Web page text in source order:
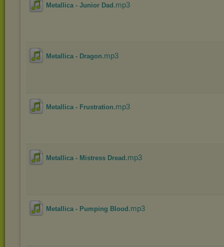
Metallica - Junior Dad .mp3
Metallica - Dragon.mp3
Metallica - Frustration.mp3
Metallica - Mistress Dread .mp3
Metallica - Pumping Blood .mp3